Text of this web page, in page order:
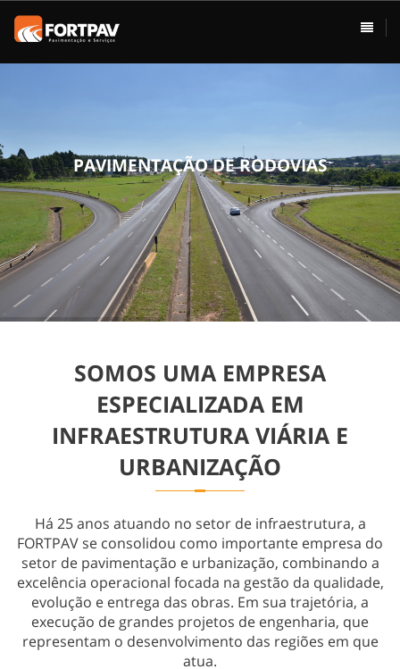
Vias Urbanas
Rodovias
Drenagem
Terraplenagem
Conservação
PAVIMENTAÇÃODERODOVIAS
SOMOS UMA EMPRESA
ESPECIALIZADA EM
INFRAESTRUTURA VIÁRIA E
URBANIZAÇÃO
Há 25 anos atuando no setor de infraestrutura, a
FORTPAV se consolidou como importante empresa do
setor de pavimentação e urbanização, combinando a
excelência operacional focada na gestão da qualidade,
evolução e entrega das obras. Em sua trajetória, a
execução de grandes projetos de engenharia, que
representam o desenvolvimento das regiões em que
atua.